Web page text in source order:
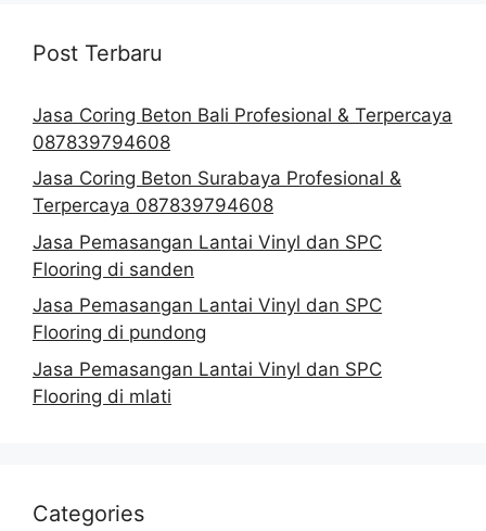
Post Terbaru
Jasa Coring Beton Bali Profesional & Terpercaya
087839794608
Jasa Coring Beton Surabaya Profesional &
Terpercaya 087839794608
Jasa Pemasangan Lantai Vinyl dan SPC
Flooring di sanden
Jasa Pemasangan Lantai Vinyl dan SPC
Flooring di pundong
Jasa Pemasangan Lantai Vinyl dan SPC
Flooring di mlati
Categories